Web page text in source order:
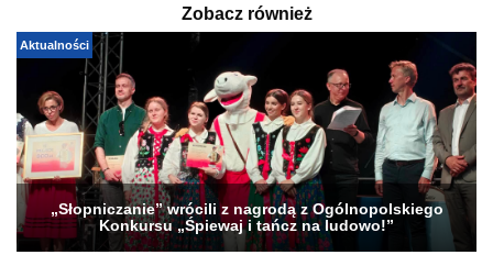
Zobacz również
Aktualności
„Słopniczanie” wrócili z nagrodą z Ogólnopolskiego
Konkursu „Śpiewaj i tańcz na ludowo!”